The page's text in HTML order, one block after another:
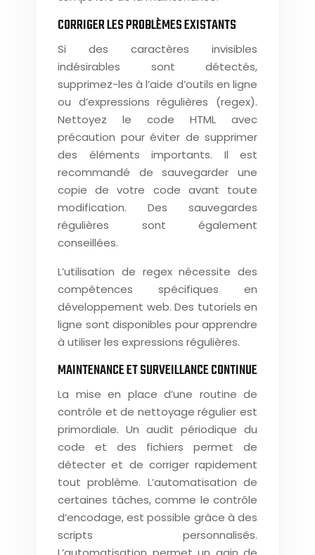
CORRIGER LES PROBLÈMES EXISTANTS
Si des caractères invisibles
indésirables sont détectés,
supprimez-les à l’aide d’outils en ligne
ou d’expressions régulières (regex).
Nettoyez le code HTML avec
précaution pour éviter de supprimer
des éléments importants. Il est
recommandé de sauvegarder une
copie de votre code avant toute
modification. Des sauvegardes
régulières sont également
conseillées.
L’utilisation de regex nécessite des
compétences spécifiques en
développement web. Des tutoriels en
ligne sont disponibles pour apprendre
à utiliser les expressions régulières.
MAINTENANCE ET SURVEILLANCE CONTINUE
La mise en place d’une routine de
contrôle et de nettoyage régulier est
primordiale. Un audit périodique du
code et des fichiers permet de
détecter et de corriger rapidement
tout problème. L’automatisation de
certaines tâches, comme le contrôle
d’encodage, est possible grâce à des
scripts personnalisés.